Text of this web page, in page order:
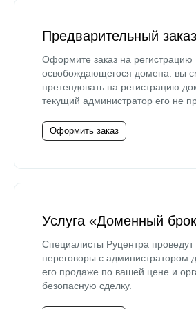
Предварительный заказ
Оформите заказ на регистрацию
освобождающегося домена: вы
претендовать на регистрацию
текущий администратор его не
Оформить заказ
Услуга «Доменный
Специалисты Руцентра проведут
переговоры с администратором
его продаже по вашей цене и
безопасную сделку.